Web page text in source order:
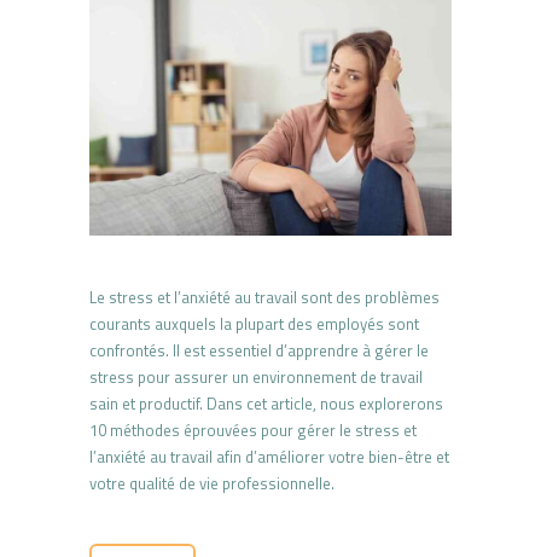
Le stress et l’anxiété au travail sont des problèmes
courants auxquels la plupart des employés sont
confrontés. Il est essentiel d’apprendre à gérer le
stress pour assurer un environnement de travail
sain et productif. Dans cet article, nous explorerons
10 méthodes éprouvées pour gérer le stress et
l’anxiété au travail afin d’améliorer votre bien-être et
votre qualité de vie professionnelle.